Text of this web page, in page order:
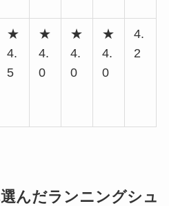
★
4.
5
★
4.
0
★
4.
0
★
4.
0
4.
2
んだランニングシュ